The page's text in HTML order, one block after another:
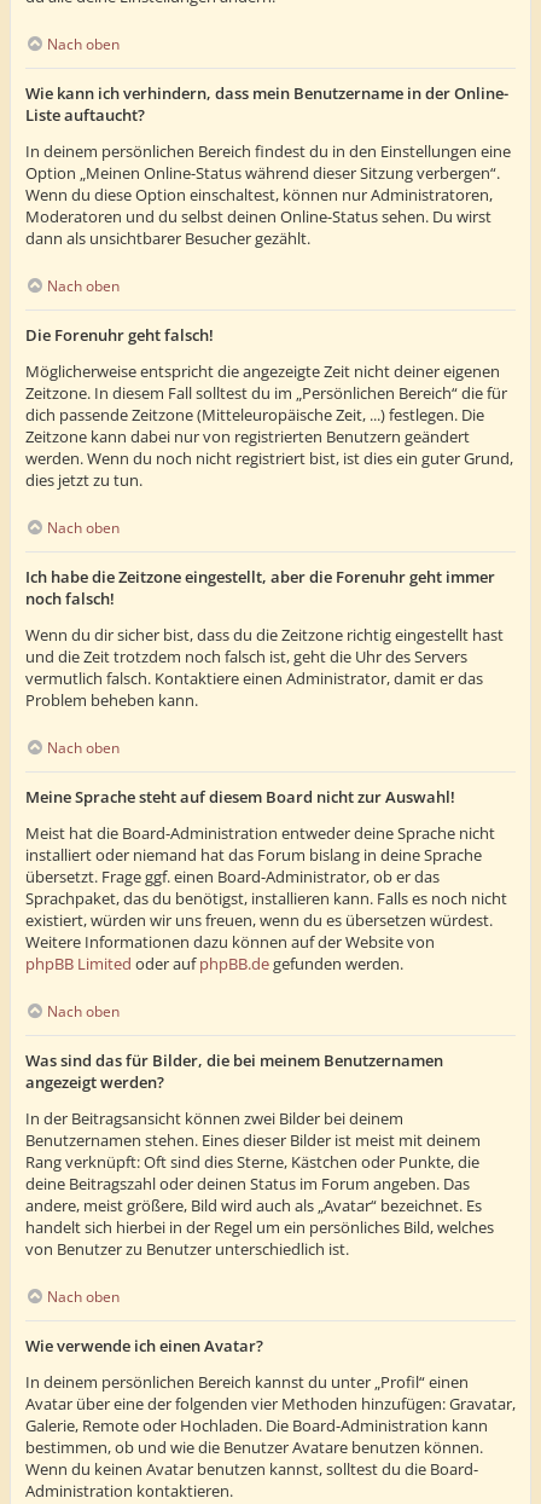
Nach oben
Wie kann ich verhindern, dass mein Benutzername in der Online-
Liste auftaucht?
In deinem persönlichen Bereich findest du in den Einstellungen eine
Option „Meinen Online-Status während dieser Sitzung verbergen“.
Wenn du diese Option einschaltest, können nur Administratoren,
Moderatoren und du selbst deinen Online-Status sehen. Du wirst
dann als unsichtbarer Besucher gezählt.
Nach oben
Die Forenuhr geht falsch!
Möglicherweise entspricht die angezeigte Zeit nicht deiner eigenen
Zeitzone. In diesem Fall solltest du im „Persönlichen Bereich“ die für
dich passende Zeitzone (Mitteleuropäische Zeit, ...) festlegen. Die
Zeitzone kann dabei nur von registrierten Benutzern geändert
werden. Wenn du noch nicht registriert bist, ist dies ein guter Grund,
dies jetzt zu tun.
Nach oben
Ich habe die Zeitzone eingestellt, aber die Forenuhr geht immer
noch falsch!
Wenn du dir sicher bist, dass du die Zeitzone richtig eingestellt hast
und die Zeit trotzdem noch falsch ist, geht die Uhr des Servers
vermutlich falsch. Kontaktiere einen Administrator, damit er das
Problem beheben kann.
Nach oben
Meine Sprache steht auf diesem Board nicht zur Auswahl!
Meist hat die Board-Administration entweder deine Sprache nicht
installiert oder niemand hat das Forum bislang in deine Sprache
übersetzt. Frage ggf. einen Board-Administrator, ob er das
Sprachpaket, das du benötigst, installieren kann. Falls es noch nicht
existiert, würden wir uns freuen, wenn du es übersetzen würdest.
Weitere Informationen dazu können auf der Website von
phpBB Limited oder aufphpBB.degefunden werden.
Nach oben
Was sind das für Bilder, die bei meinem Benutzernamen
angezeigt werden?
In der Beitragsansicht können zwei Bilder bei deinem
Benutzernamen stehen. Eines dieser Bilder ist meist mit deinem
Rang verknüpft: Oft sind dies Sterne, Kästchen oder Punkte, die
deine Beitragszahl oder deinen Status im Forum angeben. Das
andere, meist größere, Bild wird auch als „Avatar“ bezeichnet. Es
handelt sich hierbei in der Regel um ein persönliches Bild, welches
von Benutzer zu Benutzer unterschiedlich ist.
Nach oben
Wie verwende ich einen Avatar?
In deinem persönlichen Bereich kannst du unter „Profil“ einen
Avatar über eine der folgenden vier Methoden hinzufügen: Gravatar,
Galerie, Remote oder Hochladen. Die Board-Administration kann
bestimmen, ob und wie die Benutzer Avatare benutzen können.
Wenn du keinen Avatar benutzen kannst, solltest du die Board-
Administration kontaktieren.